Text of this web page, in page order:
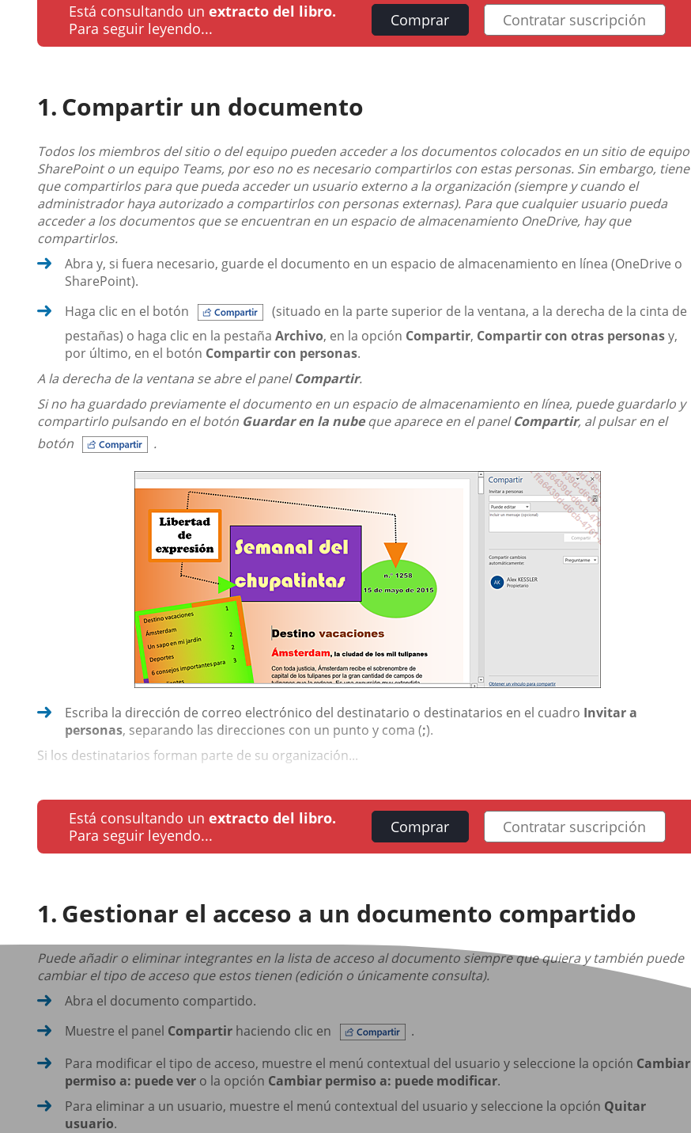
Está consultando un extracto del libro.
Para seguir leyendo...
Comprar Contratar suscripción
Compartir un documento
Todos los miembros del sitio o del equipo pueden acceder a los documentos colocados en un sitio de equipo
SharePoint o un equipo Teams, por eso no es necesario compartirlos con estas personas. Sin embargo, tiene
que compartirlos para que pueda acceder un usuario externo a la organización (siempre y cuando el
administrador haya autorizado a compartirlos con personas externas). Para que cualquier usuario pueda
acceder a los documentos que se encuentran en un espacio de almacenamiento OneDrive, hay que
compartirlos.
Abra y, si fuera necesario, guarde el documento en un espacio de almacenamiento en línea (OneDrive o
SharePoint).
Haga clic en el botón
(situado en la parte superior de la ventana, a la derecha de la cinta de
pestañas) o haga clic en la pestaña Archivo, en la opción Compartir, Compartir con otras personasy,
por último, en el botón Compartir con personas.
A la derecha de la ventana se abre el panelCompartir.
Si no ha guardado previamente el documento en un espacio de almacenamiento en línea, puede guardarlo y
compartirlo pulsando en el botón Guardar en la nubeque aparece en el panelCompartir, al pulsar en el
botón
.
Escriba la dirección de correo electrónico del destinatario o destinatarios en el cuadro Invitar a
personas, separando las direcciones con un punto y coma (;).
Si los destinatarios forman parte de su organización...
Está consultando un extracto del libro.
Para seguir leyendo...
Comprar Contratar suscripción
Gestionar el acceso a un documento compartido
Puede añadir o eliminar integrantes en la lista de acceso al documento siempre que quiera y también puede
cambiar el tipo de acceso que estos tienen (edición o únicamente consulta).
Abra el documento compartido.
Muestre el panel Compartir haciendo clic en
.
Para modificar el tipo de acceso, muestre el menú contextual del usuario y seleccione la opción Cambiar
permiso a: puede ver o la opción Cambiar permiso a: puede modificar.
Para eliminar a un usuario, muestre el menú contextual del usuario y seleccione la opción Quitar
usuario.